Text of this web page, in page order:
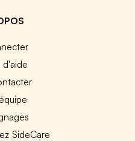
d'aide
SideCare